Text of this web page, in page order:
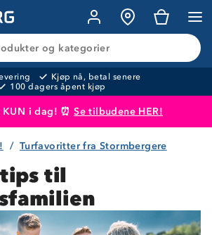
og kategorier
Kjøp nå, betal senere
100 dagers åpent kjøp
KUN i dag! ⏰Se tilbudene HER!
er lagt i handlekurven Til kassen
Turfavoritter fra Stormbergere
til